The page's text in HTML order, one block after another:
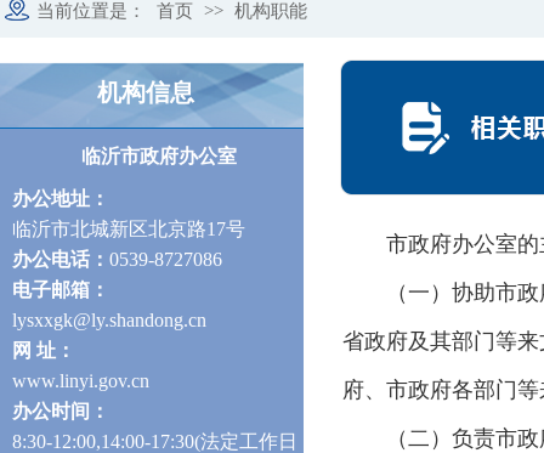
当前位置是： 首页 >> 机构职能
机构信息
临沂市政府办公室
办公地址：
临沂市北城新区北京路17号
办公电话： 0539-8727086
电子邮箱：
lysxxgk@ly.shandong.cn
网 址：
www.linyi.gov.cn
办公时间：
8:30-12:00,14:00-17:30(法定工作日
市政府办公室
（一）协助市
省政府及其部门等
府、市政府各部门
（二）负责市